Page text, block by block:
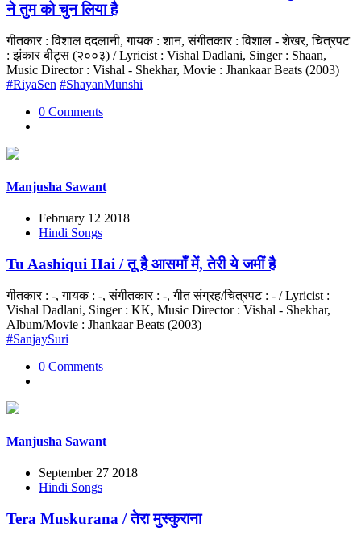
ने तुम को चुन लिया है
गीतकार : विशाल ददलानी, गायक : शान, संगीतकार : विशाल - शेखर, चित्रपट
: झंकार बीट्स (२००३) / Lyricist : Vishal Dadlani, Singer : Shaan,
Music Director : Vishal - Shekhar, Movie : Jhankaar Beats (2003)
#RiyaSen #ShayanMunshi
0 Comments
Manjusha Sawant
February 12 2018
Hindi Songs
Tu Aashiqui Hai / तू है आसमाँ में, तेरी ये जमीं है
गीतकार : -, गायक : -, संगीतकार : -, गीत संग्रह/चित्रपट : - / Lyricist :
Vishal Dadlani, Singer : KK, Music Director : Vishal - Shekhar,
Album/Movie : Jhankaar Beats (2003)
#SanjaySuri
0 Comments
Manjusha Sawant
September 27 2018
Hindi Songs
Tera Muskurana / तेरा मुस्कुराना